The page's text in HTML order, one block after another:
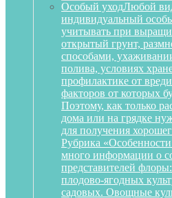
Особый уходЛюбой
индивидуальный
учитывать при
открытый грунт,
способами,
полива, условиях
профилактике от
факторов от которых
Поэтому, как только
дома или на грядке
для получения
Рубрика «Особенности
много информации о
представителей
плодово-ягодных
садовых. Овощные